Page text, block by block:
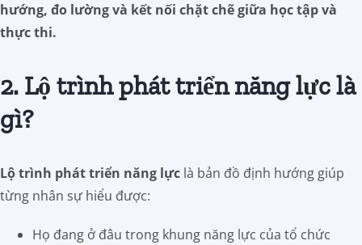
hướng, đo lường và kết nối chặt chẽ giữa học tập và
thực thi.
2. Lộ trình phát triển năng lực là
gì?
Lộ trình phát triển năng lựclà bản đồ định hướng giúp
từng nhân sự hiểu được:
Họ đang ở đâu trong khung năng lực của tổ chức